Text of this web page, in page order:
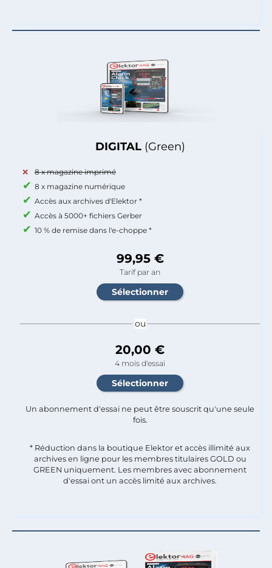
DIGITAL (Green)
8 x magazine imprimé
8 x magazine numérique
Accès aux archives d'Elektor *
Accès à 5000+ fichiers Gerber
10 % de remise dans l'e-choppe *
99,95 €
Tarif par an
ou
20,00 €
4 mois d'essai
Un abonnement d'essai ne peut être souscrit qu'une seule
fois.​
* Réduction dans la boutique Elektor et accès illimité aux
archives en ligne pour les membres titulaires GOLD ou
GREEN uniquement. Les membres avec abonnement
d'essai ont un accès limité aux archives.